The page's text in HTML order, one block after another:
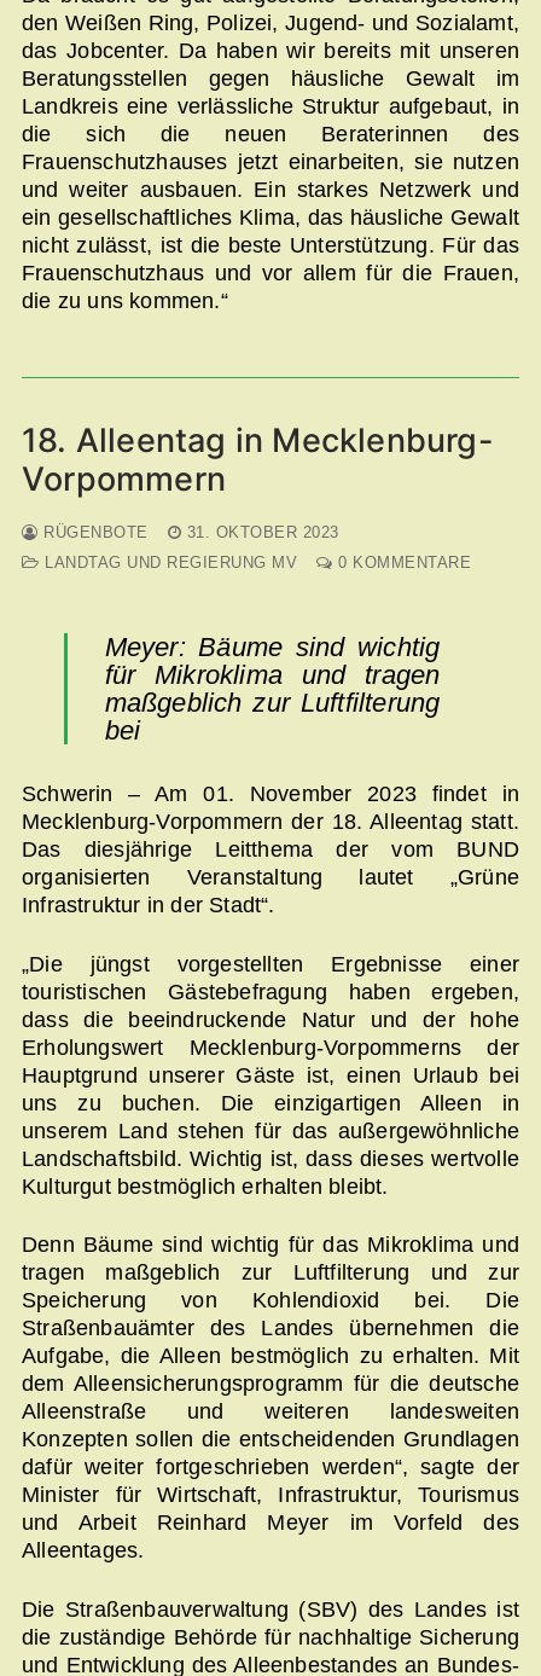
den Weißen Ring, Polizei, Jugend- und Sozialamt,
das Jobcenter. Da haben wir bereits mit unseren
Beratungsstellen gegen häusliche Gewalt im
Landkreis eine verlässliche Struktur aufgebaut, in
die sich die neuen Beraterinnen des
Frauenschutzhauses jetzt einarbeiten, sie nutzen
und weiter ausbauen. Ein starkes Netzwerk und
ein gesellschaftliches Klima, das häusliche Gewalt
nicht zulässt, ist die beste Unterstützung. Für das
Frauenschutzhaus und vor allem für die Frauen,
die zu uns kommen.“
18. Alleentag in Mecklenburg-
Vorpommern
RÜGENBOTE
31. OKTOBER 2023
LANDTAG UND REGIERUNG MV
0 KOMMENTARE
Meyer: Bäume sind wichtig
für Mikroklima und tragen
maßgeblich zur Luftfilterung
bei
Schwerin – Am 01. November 2023 findet in
Mecklenburg-Vorpommern der 18. Alleentag statt.
Das diesjährige Leitthema der vom BUND
organisierten Veranstaltung lautet „Grüne
Infrastruktur in der Stadt“.
„Die jüngst vorgestellten Ergebnisse einer
touristischen Gästebefragung haben ergeben,
dass die beeindruckende Natur und der hohe
Erholungswert Mecklenburg-Vorpommerns der
Hauptgrund unserer Gäste ist, einen Urlaub bei
uns zu buchen. Die einzigartigen Alleen in
unserem Land stehen für das außergewöhnliche
Landschaftsbild. Wichtig ist, dass dieses wertvolle
Kulturgut bestmöglich erhalten bleibt.
Denn Bäume sind wichtig für das Mikroklima und
tragen maßgeblich zur Luftfilterung und zur
Speicherung von Kohlendioxid bei. Die
Straßenbauämter des Landes übernehmen die
Aufgabe, die Alleen bestmöglich zu erhalten. Mit
dem Alleensicherungsprogramm für die deutsche
Alleenstraße und weiteren landesweiten
Konzepten sollen die entscheidenden Grundlagen
dafür weiter fortgeschrieben werden“, sagte der
Minister für Wirtschaft, Infrastruktur, Tourismus
und Arbeit Reinhard Meyer im Vorfeld des
Alleentages.
Die Straßenbauverwaltung (SBV) des Landes ist
die zuständige Behörde für nachhaltige Sicherung
und Entwicklung des Alleenbestandes an Bundes-